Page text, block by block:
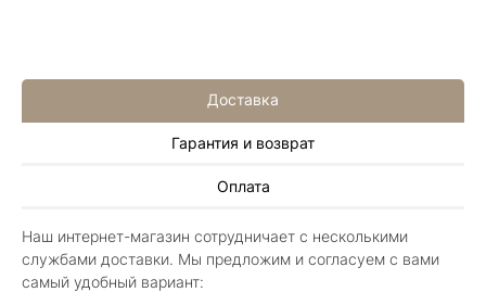
Доставка
Гарантия и возврат
Оплата
Наш интернет-магазин сотрудничает с несколькими
службами доставки. Мы предложим и согласуем с вами
самый удобный вариант:
Алла Майорова
Классные изделия, оригинальные не похожие
в других магазинах. Сотрудники очень
грамотные специалисты в своем деле помогли
с выбором.
Показать полностью